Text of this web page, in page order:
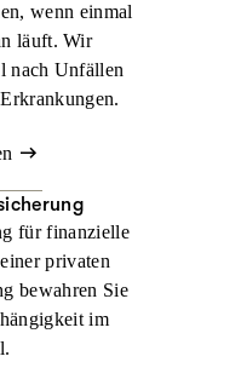
wenn einmal
läuft. Wir
nach Unfällen
für finanzielle
privaten
bewahren Sie
im